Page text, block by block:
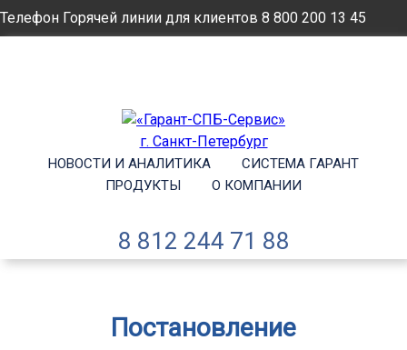
Телефон Горячей линии для клиентов 8 800 200 13 45
НОВОСТИ И АНАЛИТИКА
СИСТЕМА ГАРАНТ
ПРОДУКТЫ
О КОМПАНИИ
8 812 244 71 88
Постановление